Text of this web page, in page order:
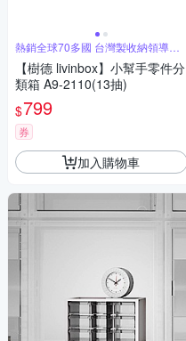
熱銷全球70多國 台灣製收納領導品
牌
【樹德 livinbox】小幫手零件分
類箱 A9-2110(13抽)
$799
券
加入購物車